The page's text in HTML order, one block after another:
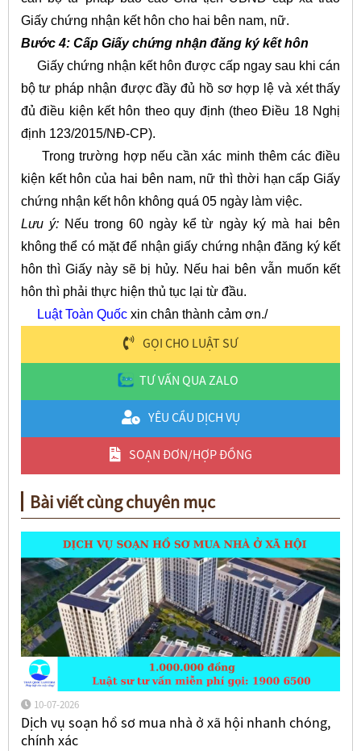
Giấy chứng nhận kết hôn cho hai bên nam, nữ.
Bước 4: Cấp Giấy chứng nhận đăng ký kết hôn
Giấy chứng nhận kết hôn được cấp ngay sau khi cán
bộ tư pháp nhận được đầy đủ hồ sơ hợp lệ và xét thấy
đủ điều kiện kết hôn theo quy định (theo Điều 18 Nghị
định 123/2015/NĐ-CP).
Trong trường hợp nếu cần xác minh thêm các điều
kiện kết hôn của hai bên nam, nữ thì thời hạn cấp Giấy
chứng nhận kết hôn không quá 05 ngày làm việc.
Lưu ý:Nếu trong 60 ngày kể từ ngày ký mà hai bên
không thể có mặt để nhận giấy chứng nhận đăng ký kết
hôn thì Giấy này sẽ bị hủy. Nếu hai bên vẫn muốn kết
hôn thì phải thực hiện thủ tục lại từ đầu.
Luật Toàn Quốcxin chân thành cảm ơn./
GỌI CHO LUẬT SƯ
TƯ VẤN QUA ZALO
YÊU CẦU DỊCH VỤ
SOẠN ĐƠN/HỢP ĐỒNG
Bài viết cùng chuyên mục
10-07-2026
Dịch vụ soạn hồ sơ mua nhà ở xã hội nhanh chóng,
chính xác